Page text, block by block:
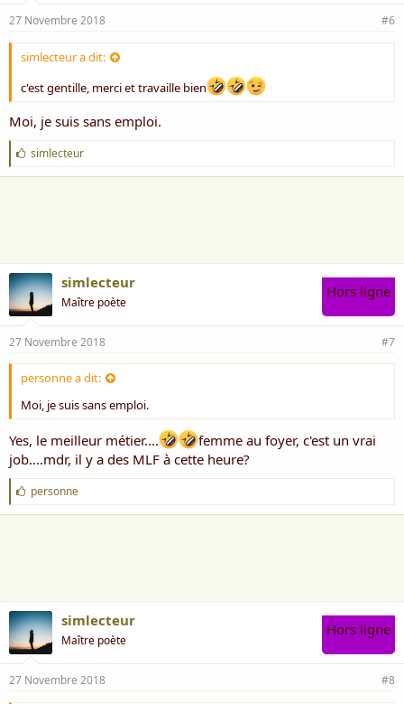
27 Novembre 2018 #6
simlecteur a dit:
c'est gentille, merci et travaille bien
Moi, je suis sans emploi.
J
'
a
simlecteur
simlecteur
Maître poète
Hors ligne
27 Novembre 2018 #7
personne a dit:
Moi, je suis sans emploi.
Yes, le meilleur métier....
femme au foyer, c'est un vrai
job....mdr, il y a des MLF à cette heure?
J
'
a
personne
simlecteur
Maître poète
Hors ligne
27 Novembre 2018 #8